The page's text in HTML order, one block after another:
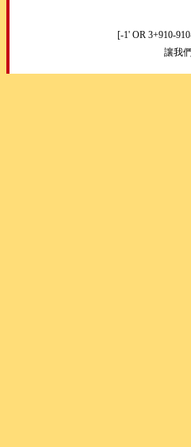
[-1' OR 3+910-
讓我